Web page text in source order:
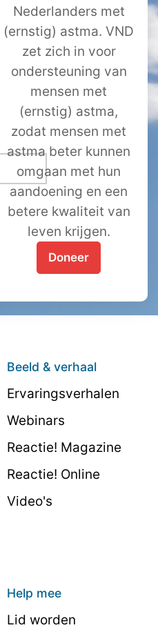
Nederlanders met
(ernstig) astma. VND
zet zich in voor
ondersteuning van
mensen met
(ernstig) astma,
zodat mensen met
astma beter kunnen
omgaan met hun
aandoening en een
betere kwaliteit van
leven krijgen.
Doneer
Beeld & verhaal
Ervaringsverhalen
Webinars
Reactie! Magazine
Reactie! Online
Video's
Help mee
Lid worden